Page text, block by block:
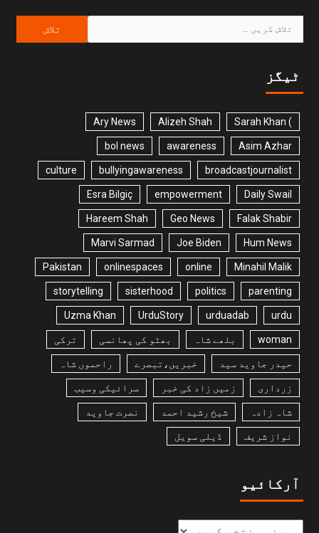
ٹیگز
) Sarah Khan
Alizeh Shah
Ary News
Asim Azhar
awareness
bol news
broadcastjournalist
bullyingawareness
culture
Daily Swail
empowerment
Esra Bilgiç
Falak Shabir
Geo News
Hareem Shah
Hum News
Joe Biden
Marvi Sarmad
Minahil Malik
online
onlinespaces
Pakistan
parenting
politics
sisterhood
storytelling
urdu
urduadab
UrduStory
Uzma Khan
woman بلھے شاہ بھٹو کی پھانسی ترکی
حیدر جاوید سید خبریں،تبصرے راحموں شاہ
زرداری زمیں زاد کی خبر سرائیکی وسیب
شاہ زادہ شیخ رشید احمد نصرت جاوید
نواز شریف ڈیلی سویل
آرکائیو